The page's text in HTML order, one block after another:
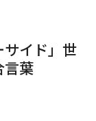
イド」世
言葉